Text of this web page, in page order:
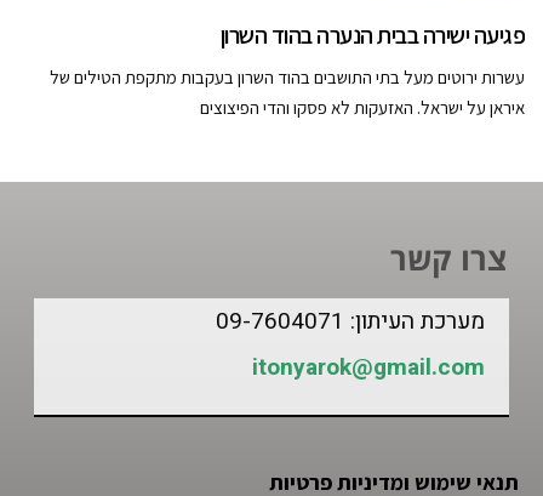
פגיעה ישירה בבית הנערה בהוד השרון
עשרות ירוטים מעל בתי התושבים בהוד השרון בעקבות מתקפת הטילים של
איראן על ישראל. האזעקות לא פסקו והדי הפיצוצים
צרו קשר
מערכת העיתון: 09-7604071
itonyarok@gmail.com
תנאי שימוש ומדיניות פרטיות